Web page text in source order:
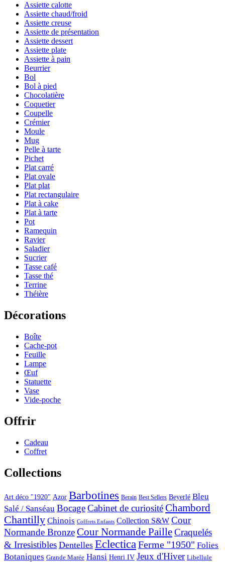
Assiette calotte
Assiette chaud/froid
Assiette creuse
Assiette de présentation
Assiette dessert
Assiette plate
Assiette à pain
Beurrier
Bol
Bol à pied
Chocolatière
Coquetier
Coupelle
Crémier
Moule
Mug
Pelle à tarte
Pichet
Plat carré
Plat ovale
Plat plat
Plat rectangulaire
Plat à cake
Plat à tarte
Pot
Ramequin
Ravier
Saladier
Sucrier
Tasse café
Tasse thé
Terrine
Théière
Décorations
Boîte
Cache-pot
Feuille
Lampe
Œuf
Statuette
Vase
Vide-poche
Offrir
Cadeau
Coffret
Collections
Art déco "1920" Azor Barbotines Berain Best Sellers Beyerlé Bleu
Salé / Sanséau BocageCabinet de curiositéChambord
Chantilly Chinois Coffrets Enfants Collection S&W Cour
Normande BronzeCour Normande PailleCraquelés
& Irresistibles Dentelles EclecticaFerme "1950" Folies
Botaniques Grande Marée Hansi Henri IV Jeux d'Hiver Libellule